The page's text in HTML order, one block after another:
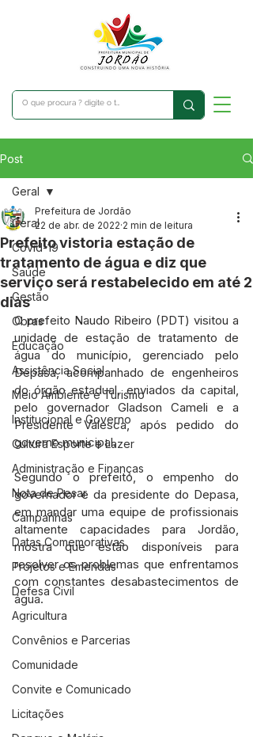
Post
Geral
Covid-19
Saúde
Gestão
Obras
Educação
Assistência Social
Meio Ambiente e Turismo
Institucional e Governo
Cultura Esporte e Lazer
Administração e Finanças
Nota de Pesar
Campanhas
Datas Comemorativas
Projetos e Emendas
Defesa Civil
Agricultura
Convênios e Parcerias
Comunidade
Convite e Comunicado
Licitações
Geral
Prefeito vistoria estação de
tratamento de água e diz que
serviço será restabelecido em até 2
dias
Prefeitura de Jordão
22 de abr. de 2022 2 min de leitura
O prefeito Naudo Ribeiro (PDT) visitou a
unidade de estação de tratamento de
água do município, gerenciado pelo
Depasa, acompanhado de engenheiros
do órgão estadual, enviados da capital,
pelo governador Gladson Cameli e a
Presidente Valesca, após pedido do
governo municipal.
Segundo o prefeito, o empenho do
governador e da presidente do Depasa,
em mandar uma equipe de profissionais
altamente capacidades para Jordão,
mostra que estão disponíveis para
resolver os problemas que enfrentamos
com constantes desabastecimentos de
água.